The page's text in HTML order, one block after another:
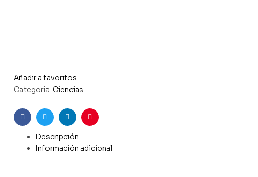
Añadir a favoritos
Categoría: Ciencias
FacebookTwitterLinkedinPinterest
Descripción
Información adicional